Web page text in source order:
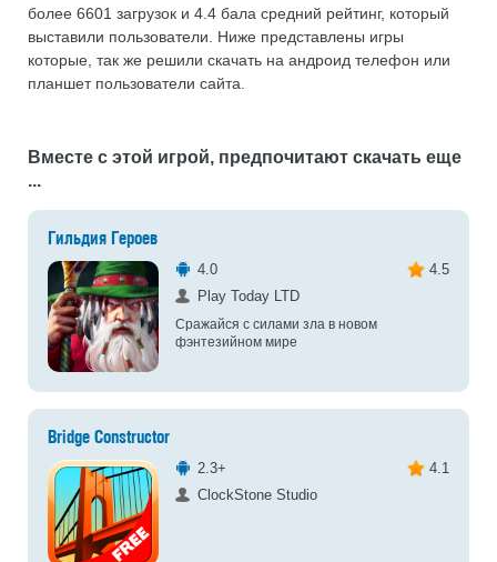
более 6601 загрузок и 4.4 бала средний рейтинг, который
выставили пользователи. Ниже представлены игры
которые, так же решили скачать на андроид телефон или
планшет пользователи сайта.
Вместе с этой игрой, предпочитают скачать еще
Гильдия Героев
4.0
4.5
Play Today LTD
Сражайся с силами зла в новом
фэнтезийном мире
Bridge Constructor
2.3+
4.1
ClockStone Studio